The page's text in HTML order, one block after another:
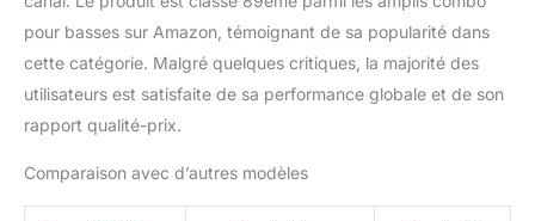
pour basses sur Amazon, témoignant de sa popularité dans
cette catégorie. Malgré quelques critiques, la majorité des
utilisateurs est satisfaite de sa performance globale et de son
rapport qualité-prix.
Comparaison avec d’autres modèles